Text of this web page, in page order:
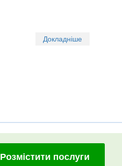
Докладніше
Розмістити послуги